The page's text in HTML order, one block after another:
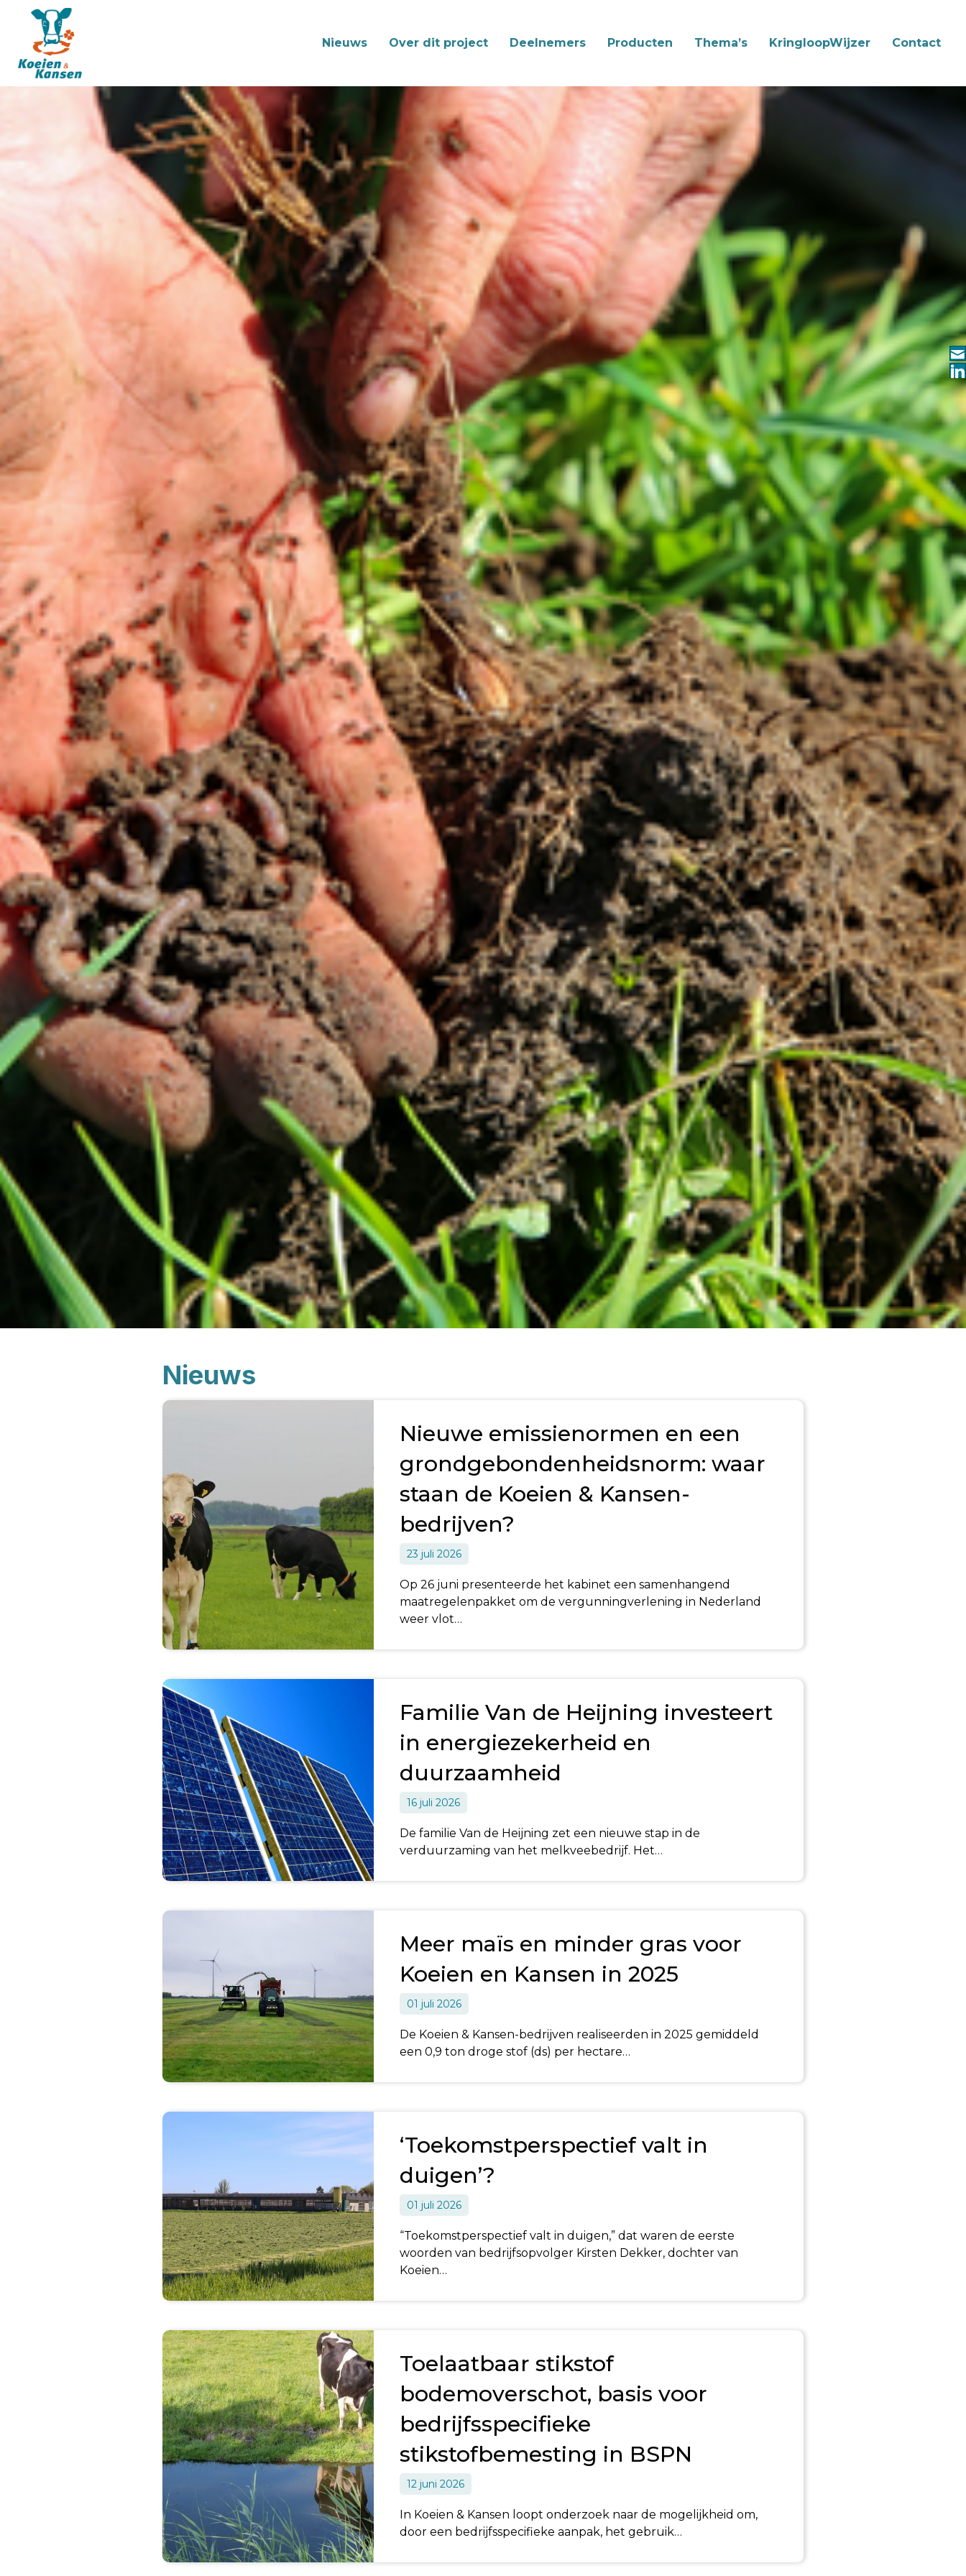
Nieuws Over dit project Deelnemers Producten Thema’s KringloopWijzer Contact
Nieuws
Nieuwe emissienormen en een
grondgebondenheidsnorm: waar
staan de Koeien & Kansen-
bedrijven?
23 juli 2026
Op 26 juni presenteerde het kabinet een samenhangend
maatregelenpakket om de vergunningverlening in Nederland
weer vlot…
Familie Van de Heijning investeert
in energiezekerheid en
duurzaamheid
16 juli 2026
De familie Van de Heijning zet een nieuwe stap in de
verduurzaming van het melkveebedrijf. Het…
Meer maïs en minder gras voor
Koeien en Kansen in 2025
01 juli 2026
De Koeien & Kansen-bedrijven realiseerden in 2025 gemiddeld
een 0,9 ton droge stof (ds) per hectare…
‘Toekomstperspectief valt in
duigen’?
01 juli 2026
“Toekomstperspectief valt in duigen,” dat waren de eerste
woorden van bedrijfsopvolger Kirsten Dekker, dochter van
Koeien…
Toelaatbaar stikstof
bodemoverschot, basis voor
bedrijfsspecifieke
stikstofbemesting in BSPN
12 juni 2026
In Koeien & Kansen loopt onderzoek naar de mogelijkheid om,
door een bedrijfsspecifieke aanpak, het gebruik…